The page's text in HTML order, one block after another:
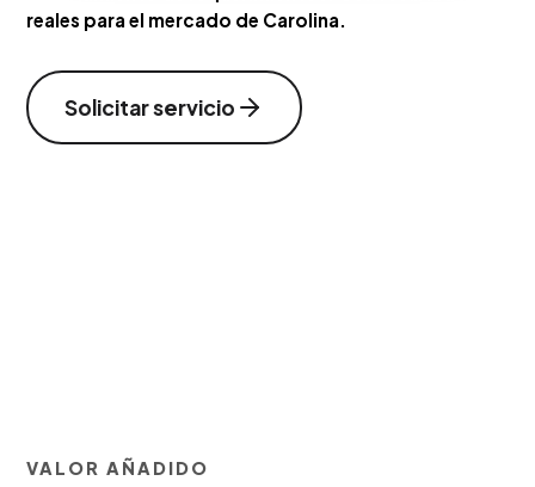
reales para el mercado de Carolina.
Solicitar servicio
VALOR AÑADIDO